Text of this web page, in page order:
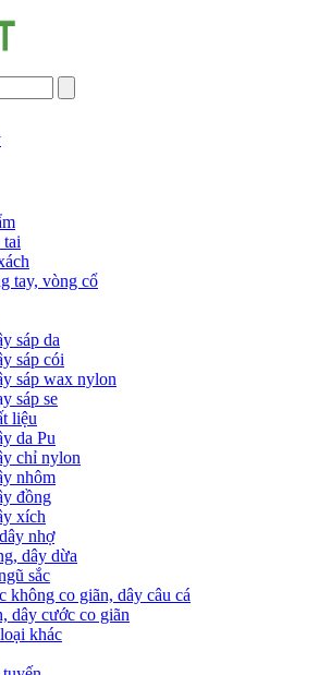
tai
tay, vòng cổ
sáp da
sáp cói
sáp wax nylon
sáp se
liệu
da Pu
chỉ nylon
nhôm
đồng
xích
nhợ
dây dừa
sắc
không co giãn, dây câu cá
dây cước co giãn
khác